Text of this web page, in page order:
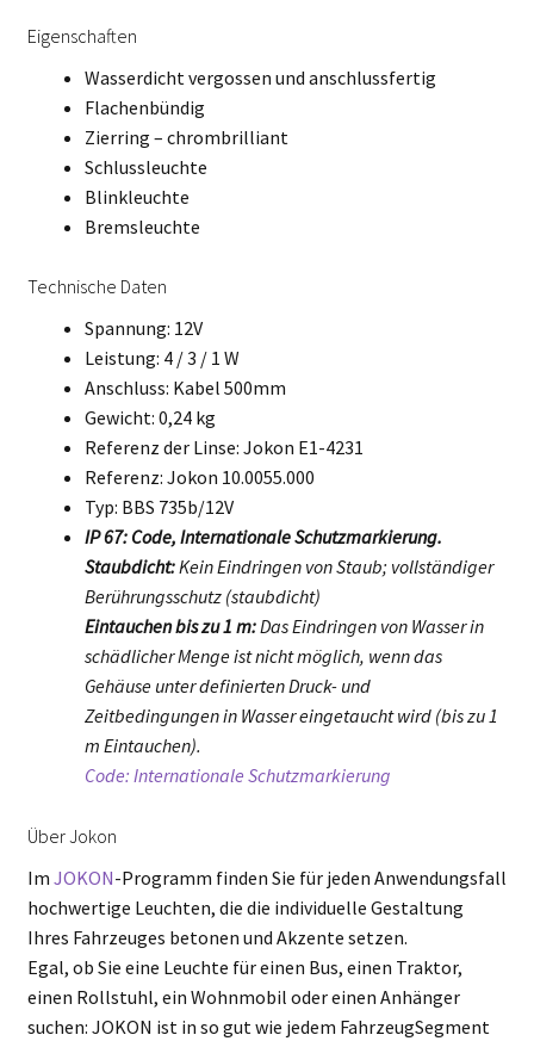
Eigenschaften
Wasserdicht vergossen und anschlussfertig
Flachenbündig
Zierring – chrombrilliant
Schlussleuchte
Blinkleuchte
Bremsleuchte
Technische Daten
Spannung: 12V
Leistung: 4 / 3 / 1 W
Anschluss: Kabel 500mm
Gewicht: 0,24 kg
Referenz der Linse: Jokon E1-4231
Referenz: Jokon 10.0055.000
Typ: BBS 735b/12V
IP 67: Code, Internationale Schutzmarkierung.
Staubdicht:Kein Eindringen von Staub; vollständiger
Berührungsschutz (staubdicht)
Eintauchen bis zu 1 m:Das Eindringen von Wasser in
schädlicher Menge ist nicht möglich, wenn das
Gehäuse unter definierten Druck- und
Zeitbedingungen in Wasser eingetaucht wird (bis zu 1
m Eintauchen).
Code: Internationale Schutzmarkierung
Über Jokon
Im JOKON-Programm finden Sie für jeden Anwendungsfall
hochwertige Leuchten, die die individuelle Gestaltung
Ihres Fahrzeuges betonen und Akzente setzen.
Egal, ob Sie eine Leuchte für einen Bus, einen Traktor,
einen Rollstuhl, ein Wohnmobil oder einen Anhänger
suchen: JOKON ist in so gut wie jedem FahrzeugSegment